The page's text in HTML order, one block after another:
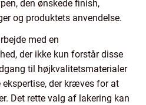
den ønskede finish,
og produktets anvendelse.
med en
der ikke kun forstår disse
til højkvalitetsmaterialer
der kræves for at
Det rette valg af lakering kan